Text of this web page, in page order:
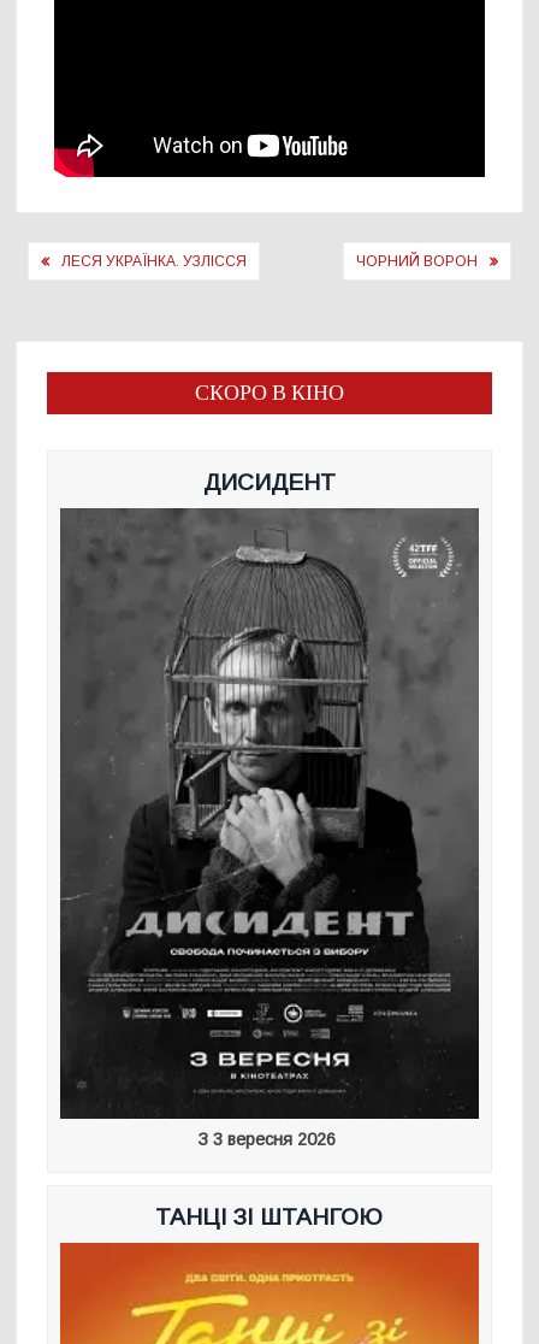
Навігація
ЛЕСЯ УКРАЇНКА. УЗЛІССЯ ЧОРНИЙ ВОРОН
СКОРО В КІНО
ДИСИДЕНТ
З 3 вересня 2026
ТАНЦІ ЗІ ШТАНГОЮ